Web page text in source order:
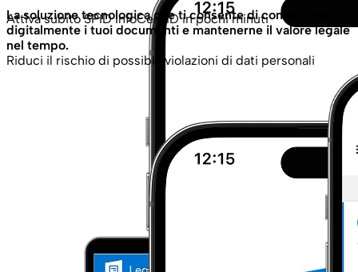
Attiva subito SPID InfoCert ID in pochi minuti
La soluzione tecnologica che ti consente di conservare
digitalmente i tuoi documenti e mantenerne il valore legale
nel tempo.
Riduci il rischio di possibili violazioni di dati personali